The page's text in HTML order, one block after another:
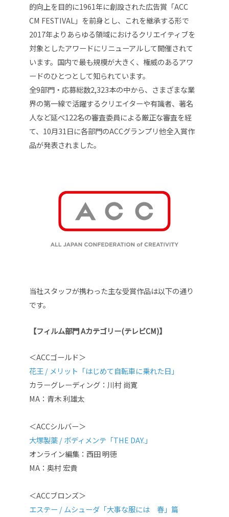
的向上を目的に1961年に創設された広告賞「ACC
CM FESTIVAL」を前身とし、これを継承する形で
2017年よりあらゆる領域におけるクリエイティブを
対象としたアワードにリニューアルして開催されて
います。国内で最も規模が大きく、権威のあるアワ
ードのひとつとして知られています。
全9部門・応募総数2,323本の中から、さまざまな業
界の第一線で活躍するクリエイターや有識者、著名
人など延べ122名の審査委員による厳正な審査を経
て、10月31日に各部門のACCグランプリ他全入賞作
品が発表されました。
当社スタッフが携わった主な受賞作品は以下の通り
です。
【フィルム部門 Aカテゴリー(テレビCM)】
＜ACCゴールド＞
花王 / メリット「はじめて自転車に乗れた日」
カラーグレーディング：川村 尚寛
MA：青木 利雄太
＜ACCシルバー＞
大塚製薬 / ボディメンテ「THE DAY.」
オンライン編集：西田 明徳
MA：奥村 宏貴
＜ACCブロンズ＞
エステー / ムシューダ「大事な服には 春」篇